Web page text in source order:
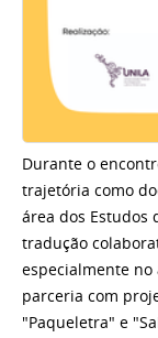
Durante o
trajetória como
área dos Estudos
tradução
especialmente no
parceria com
"Paqueletra" e